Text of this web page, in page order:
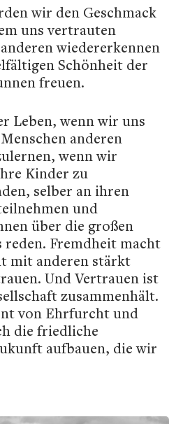
wir den Geschmack
uns vertrauten
wiedererkennen
Schönheit der
freuen.
Leben, wenn wir uns
anderen
wenn wir
Kinder zu
selber an ihren
und
über die großen
reden. Fremdheit macht
mit anderen stärkt
Und Vertrauen ist
zusammenhält.
von Ehrfurcht und
die friedliche
aufbauen, die wir